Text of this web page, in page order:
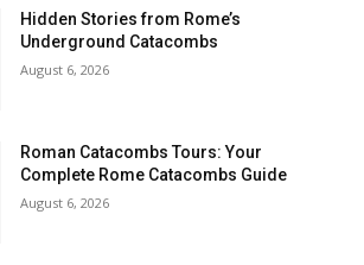
Hidden Stories from Rome’s
Underground Catacombs
August 6, 2026
Roman Catacombs Tours: Your
Complete Rome Catacombs Guide
August 6, 2026